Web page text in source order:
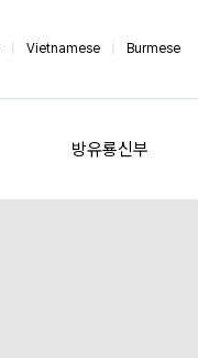
Vietnamese Burmese
방유룡신부